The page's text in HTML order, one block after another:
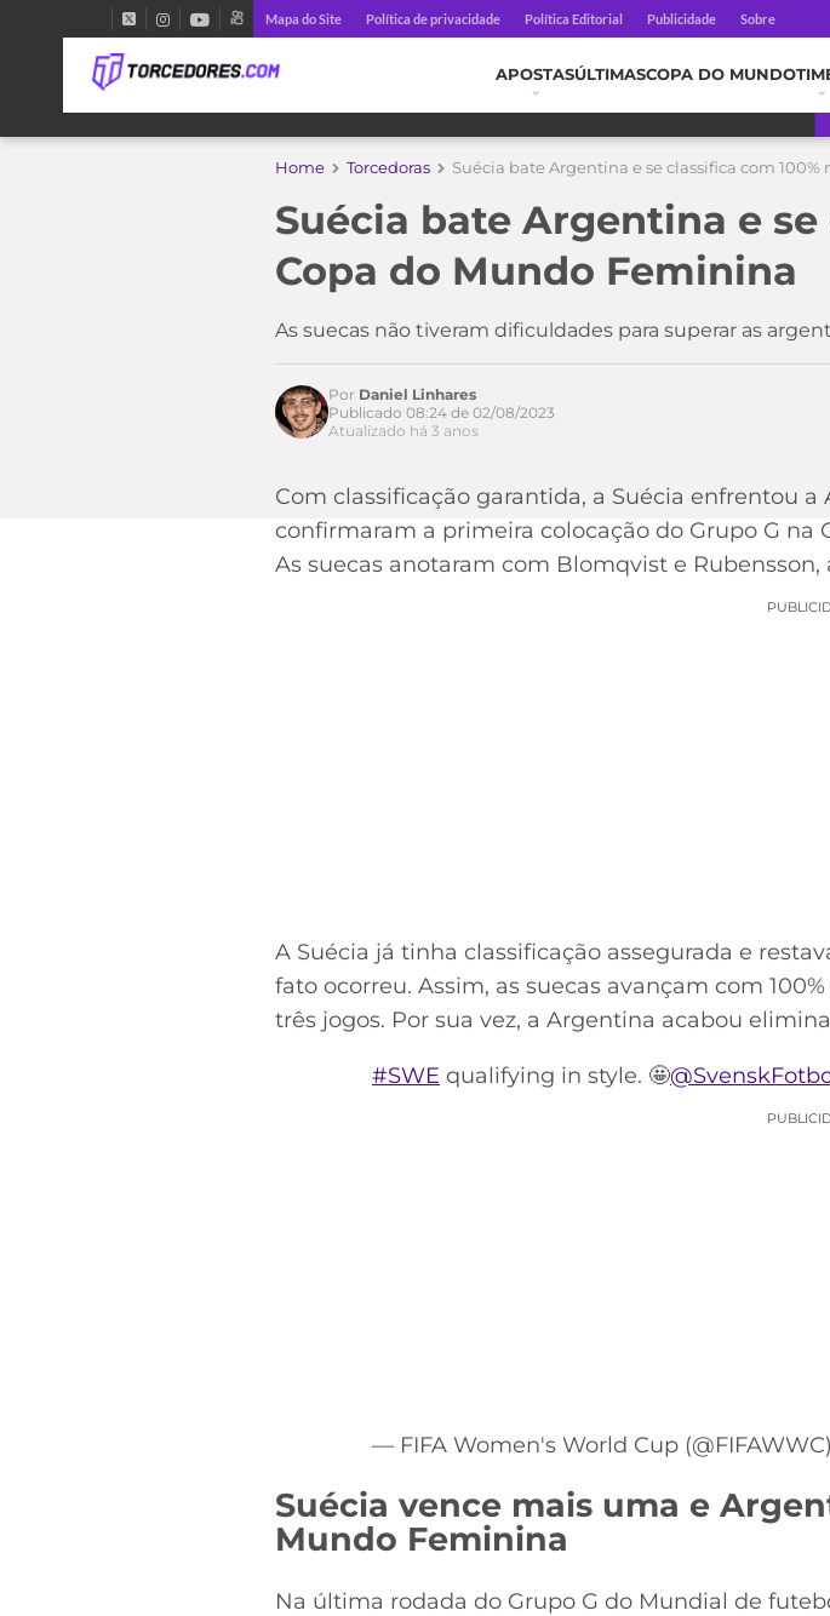
Mapa do Site Política de privacidade Política Editorial Publicidade Sobre
APOSTASÚLTIMASCOPA DO MUNDO
Home Torcedoras Suécia bate Argentina e se classifica com
Suécia bate Argentina e
Copa do Mundo Feminina
As suecas não tiveram dificuldades para superar as
Por Daniel Linhares
Publicado 08:24 de 02/08/2023
Atualizado há 3 anos
Com classificação garantida, a Suécia enfrentou
confirmaram a primeira colocação do Grupo G na
As suecas anotaram com Blomqvist e
A Suécia já tinha classificação assegurada e
fato ocorreu. Assim, as suecas avançam com
três jogos. Por sua vez, a Argentina acabou
#SWE qualifying in style. 🤩
— FIFA Women's World Cup (@FIFAWWC)
Suécia vence mais uma e
Mundo Feminina
Na última rodada do Grupo G do Mundial de